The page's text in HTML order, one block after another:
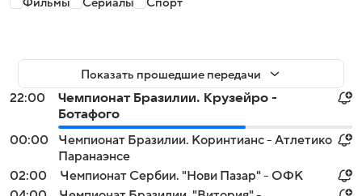
Показать прошедшие передачи
22:00
Чемпионат Бразилии. Крузейро -
Ботафого
00:00
Чемпионат Бразилии. Коринтианс - Атлетико
Паранаэнсе
02:00
Чемпионат Сербии. "Нови Пазар" - ОФК